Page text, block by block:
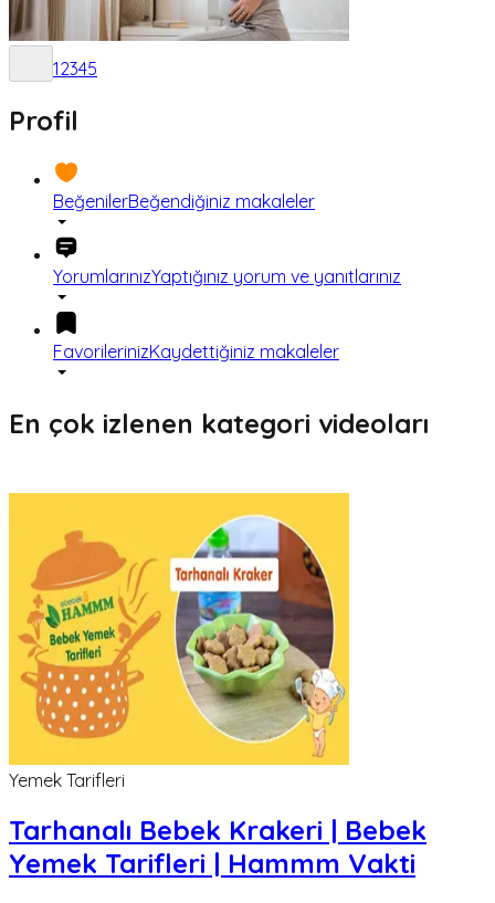
12345
Profil
BeğenilerBeğendiğiniz makaleler
YorumlarınızYaptığınız yorum ve yanıtlarınız
FavorilerinizKaydettiğiniz makaleler
En çok izlenen kategori videoları
Yemek Tarifleri
Tarhanalı Bebek Krakeri | Bebek
Yemek Tarifleri | Hammm Vakti